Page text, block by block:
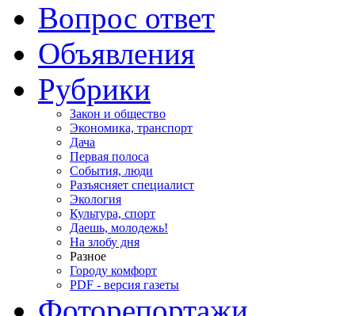
Вопрос ответ
Объявления
Рубрики
Закон и общество
Экономика, транспорт
Дача
Первая полоса
События, люди
Разъясняет специалист
Экология
Культура, спорт
Даешь, молодежь!
На злобу дня
Разное
Городу комфорт
PDF - версия газеты